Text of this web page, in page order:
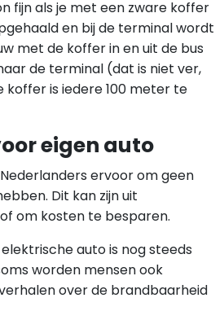
fijn als je met een zware koffer
en bij de terminal wordt
met de koffer in en uit de bus
de terminal (dat is niet ver,
is iedere 100 meter te
eigen auto
ervoor om geen
Dit kan zijn uit
om kosten te besparen.
auto is nog steeds
worden mensen ook
over de brandbaarheid